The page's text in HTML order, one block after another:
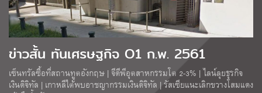
ข่าวสั้น ทันเศรษฐกิจ O1 ก.พ. 2561
เซ็นทรัลซื้อที่สถานทูตอังกฤษ | จีดีพีอุตสาหกรรมโต 2-3% | ไลน์ลุยธุรกิจ
เงินดิจิทัล | เกาหลีใต้พบอาชญากรรมเงินดิจิทัล | รัสเซียแนะเลิกขวางโสมแดง